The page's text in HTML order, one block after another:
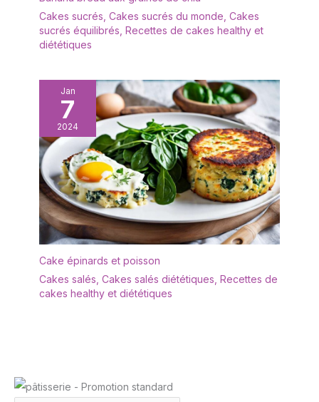
dur offrent une
expérience culinaire
Cakes sucrés Cakes sucrés du monde Cakes
sucrés équilibrés Recettes de cakes healthy et
diététiques
Jan
7
2024
Cake épinards et poisson
Cakes salés, Cakes salés diététiques, Recettes de
cakes healthy et diététiques